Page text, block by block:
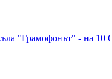
"Грамофонът" - на 10